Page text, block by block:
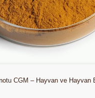
CGM – Hayvan ve Hayvan